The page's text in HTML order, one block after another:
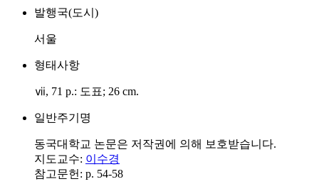
발행국(도시)
서울
형태사항
ⅶ, 71 p.: 도표; 26 cm.
일반주기명
동국대학교 논문은 저작권에 의해 보호받습니다.
지도교수: 이수경
참고문헌: p. 54-58